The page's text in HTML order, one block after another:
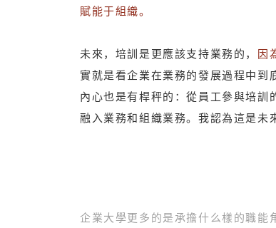
賦能于組織。
未來，培訓是更應該支持業務的， 因
實就是看企業在業務的發展過程中到
內心也是有桿秤的：從員工參與培訓
融入業務和組織業務。我認為這是未
企業大學更多的是承擔什么樣的職能